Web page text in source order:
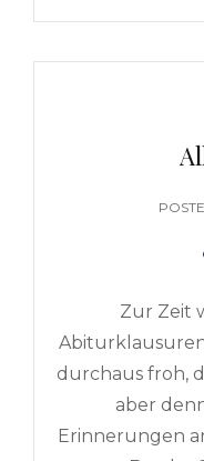
Zur Zeit
durchaus froh,
aber
Erinnerungen